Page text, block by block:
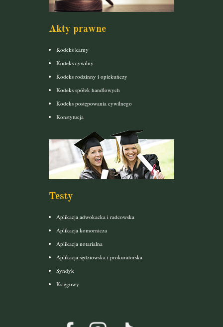
Akty prawne
Kodeks karny
Kodeks cywilny
Kodeks rodzinny i opiekuńczy
Kodeks spółek handlowych
Kodeks postępowania cywilnego
Konstytucja
Testy
Aplikacja adwokacka i radcowska
Aplikacja komornicza
Aplikacja notarialna
Aplikacja sędziowska i prokuratorska
Syndyk
Księgowy